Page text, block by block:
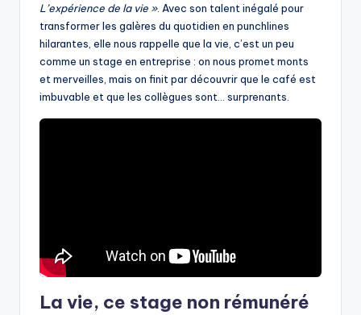
L’expérience de la vie ». Avec son talent inégalé pour
transformer les galères du quotidien en punchlines
hilarantes, elle nous rappelle que la vie, c’est un peu
comme un stage en entreprise : on nous promet monts
et merveilles, mais on finit par découvrir que le café est
imbuvable et que les collègues sont… surprenants.
La vie, ce stage non rémunéré